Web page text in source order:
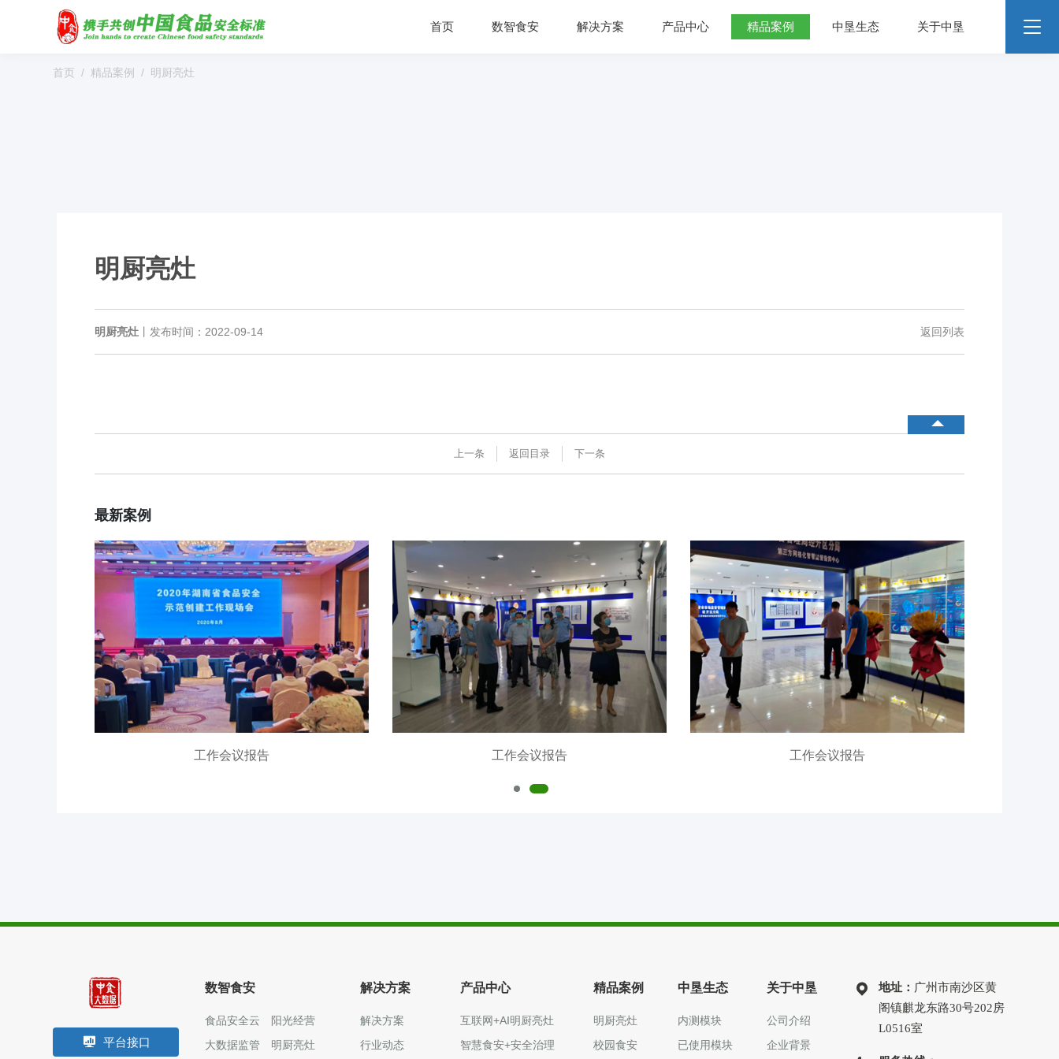
首页 数智食安 解决方案 产品中心 精品案例 中垦生态 关于中垦
大数据监管
数字管理
社会共治
阳光经营
明厨亮灶
分析预警
食安防范
溯源追溯
行业动态
食品安全标准
互联网+AI明厨亮灶
智慧食安+安全治理
中食大数据软件平台
食品安全解决方案
校园食安
智慧食安
会议报告
已使用模块 中食定位
市场分布
联系我们
首页 精品案例 明厨亮灶
明厨亮灶
明厨亮灶 发布时间：2022-09-14 返回列表
上一条 返回目录 下一条
最新案例
工作会议报告 工作会议报告 工作会议报告
平台接口
数智食安
食品安全云
大数据监管
阳光经营
明厨亮灶
解决方案
解决方案
行业动态
产品中心
互联网+AI明厨亮灶
智慧食安+安全治理
精品案例
明厨亮灶
校园食安
中垦生态
内测模块
已使用模块
关于中垦
公司介绍
企业背景
地址： 广州市南沙区黄
阁镇麒龙东路30号202房
L0516室